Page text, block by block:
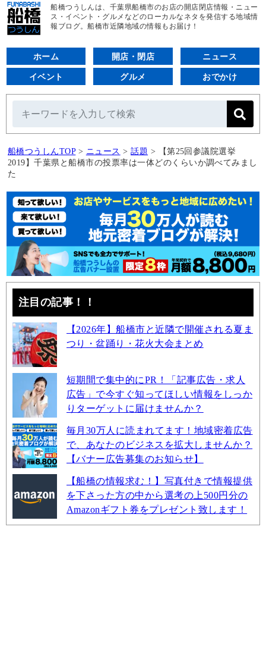
船橋つうしんは、千葉県船橋市のお店の開店閉店情報・ニュー
ス・イベント・グルメなどのローカルなネタを発信する地域情
報ブログ。船橋市近隣地域の情報もお届け！
ホーム 開店・閉店 ニュース
イベント グルメ おでかけ
船橋つうしんTOP > ニュース > 話題 > 【第25回参議院選挙
2019】千葉県と船橋市の投票率は一体どのくらいか調べてみまし
た
注目の記事！！
【2026年】船橋市と近隣で開催される夏ま
つり・盆踊り・花火大会まとめ
短期間で集中的にPR！「記事広告・求人
広告」で今すぐ知ってほしい情報をしっか
りターゲットに届けませんか？
毎月30万人に読まれてます！地域密着広告
で、あなたのビジネスを拡大しませんか？
【バナー広告募集のお知らせ】
【船橋の情報求む！】写真付きで情報提供
を下さった方の中から選考の上500円分の
Amazonギフト券をプレゼント致します！